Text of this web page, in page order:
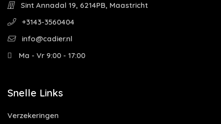
Sint Annadal 19, 6214PB, Maastricht
+3143-3560404
info@cadier.nl
Ma - Vr 9:00 - 17:00
Snelle Links
Verzekeringen